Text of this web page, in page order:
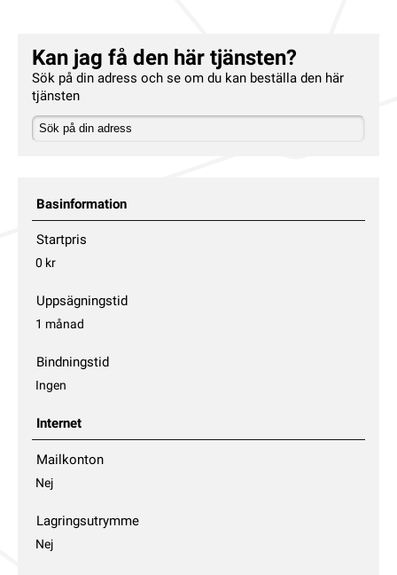
Kan jag få den här tjänsten?
Sök på din adress och se om du kan beställa den här
tjänsten
Basinformation
Startpris
0 kr
Uppsägningstid
1 månad
Bindningstid
Ingen
Internet
Mailkonton
Nej
Lagringsutrymme
Nej